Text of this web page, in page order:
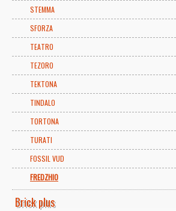
STEMMA
SFORZA
TEATRO
TEZORO
TEKTONA
TINDALO
TORTONA
TURATI
FOSSIL VUD
FREDZHIO
Brick plus